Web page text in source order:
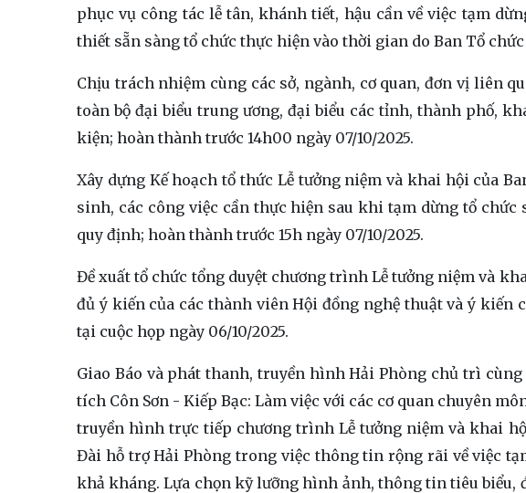
phục vụ công tác lễ tân, khánh tiết, hậu cần về việc tạm
thiết sẵn sàng tổ chức thực hiện vào thời gian do Ban Tổ
Chịu trách nhiệm cùng các sở, ngành, cơ quan, đơn vị liên
toàn bộ đại biểu trung ương, đại biểu các tỉnh, thành phố,
kiện; hoàn thành trước 14h00 ngày 07/10/2025.
Xây dựng Kế hoạch tổ thức Lễ tưởng niệm và khai hội của
sinh, các công việc cần thực hiện sau khi tạm dừng tổ chức
quy định; hoàn thành trước 15h ngày 07/10/2025.
Đề xuất tổ chức tổng duyệt chương trình Lễ tưởng niệm và
đủ ý kiến của các thành viên Hội đồng nghệ thuật và ý kiến
tại cuộc họp ngày 06/10/2025.
Giao Báo và phát thanh, truyền hình Hải Phòng chủ trì cùng
tích Côn Sơn - Kiếp Bạc: Làm việc với các cơ quan chuyên
truyền hình trực tiếp chương trình Lễ tưởng niệm và khai
Đài hỗ trợ Hải Phòng trong việc thông tin rộng rãi về việc
khả kháng. Lựa chọn kỹ lưỡng hình ảnh, thông tin tiêu biểu,